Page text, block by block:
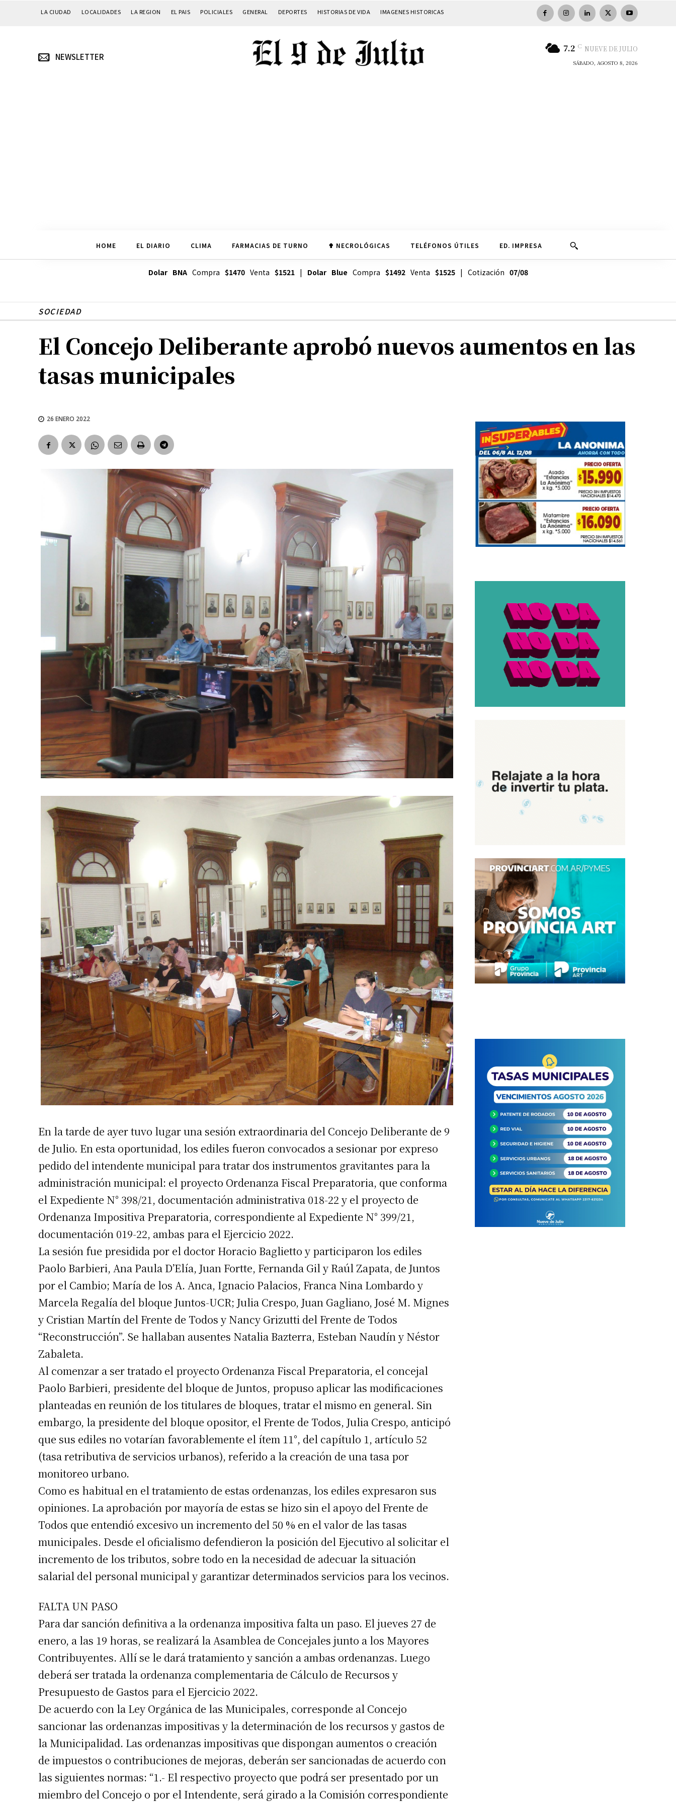
Suscribirme gratis
*Requerido
Dirección de correo electrónico
Nombre
Número de teléfono
LA CIUDAD LOCALIDADES LA REGION EL PAIS POLICIALES GENERAL DEPORTES HISTORIAS DE VIDA IMAGENES HISTORICAS
NEWSLETTER
7.2 C NUEVE DE JULIO
SÁBADO, AGOSTO 8, 2026
HOME EL DIARIO CLIMA FARMACIAS DE TURNO ✟ NECROLÓGICAS TELÉFONOS ÚTILES ED. IMPRESA
Dolar BNACompra $1470Venta $1521| Dolar Blue Compra $1492Venta $1525| Cotización 07/08
SOCIEDAD
El Concejo Deliberante aprobó nuevos aumentos en las
tasas municipales
26 ENERO 2022
En la tarde de ayer tuvo lugar una sesión extraordinaria del Concejo Deliberante de 9
de Julio. En esta oportunidad, los ediles fueron convocados a sesionar por expreso
pedido del intendente municipal para tratar dos instrumentos gravitantes para la
administración municipal: el proyecto Ordenanza Fiscal Preparatoria, que conforma
el Expediente N° 398/21, documentación administrativa 018-22 y el proyecto de
Ordenanza Impositiva Preparatoria, correspondiente al Expediente N° 399/21,
documentación 019-22, ambas para el Ejercicio 2022.
La sesión fue presidida por el doctor Horacio Baglietto y participaron los ediles
Paolo Barbieri, Ana Paula D’Elía, Juan Fortte, Fernanda Gil y Raúl Zapata, de Juntos
por el Cambio; María de los A. Anca, Ignacio Palacios, Franca Nina Lombardo y
Marcela Regalía del bloque Juntos-UCR; Julia Crespo, Juan Gagliano, José M. Mignes
y Cristian Martín del Frente de Todos y Nancy Grizutti del Frente de Todos
“Reconstrucción”. Se hallaban ausentes Natalia Bazterra, Esteban Naudín y Néstor
Zabaleta.
Al comenzar a ser tratado el proyecto Ordenanza Fiscal Preparatoria, el concejal
Paolo Barbieri, presidente del bloque de Juntos, propuso aplicar las modificaciones
planteadas en reunión de los titulares de bloques, tratar el mismo en general. Sin
embargo, la presidente del bloque opositor, el Frente de Todos, Julia Crespo, anticipó
que sus ediles no votarían favorablemente el ítem 11°, del capítulo 1, artículo 52
(tasa retributiva de servicios urbanos), referido a la creación de una tasa por
monitoreo urbano.
Como es habitual en el tratamiento de estas ordenanzas, los ediles expresaron sus
opiniones. La aprobación por mayoría de estas se hizo sin el apoyo del Frente de
Todos que entendió excesivo un incremento del 50 % en el valor de las tasas
municipales. Desde el oficialismo defendieron la posición del Ejecutivo al solicitar el
incremento de los tributos, sobre todo en la necesidad de adecuar la situación
salarial del personal municipal y garantizar determinados servicios para los vecinos.
FALTA UN PASO
Para dar sanción definitiva a la ordenanza impositiva falta un paso. El jueves 27 de
enero, a las 19 horas, se realizará la Asamblea de Concejales junto a los Mayores
Contribuyentes. Allí se le dará tratamiento y sanción a ambas ordenanzas. Luego
deberá ser tratada la ordenanza complementaria de Cálculo de Recursos y
Presupuesto de Gastos para el Ejercicio 2022.
De acuerdo con la Ley Orgánica de las Municipales, corresponde al Concejo
sancionar las ordenanzas impositivas y la determinación de los recursos y gastos de
la Municipalidad. Las ordenanzas impositivas que dispongan aumentos o creación
de impuestos o contribuciones de mejoras, deberán ser sancionadas de acuerdo con
las siguientes normas: “1.- El respectivo proyecto que podrá ser presentado por un
miembro del Concejo o por el Intendente, será girado a la Comisión correspondiente